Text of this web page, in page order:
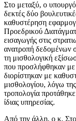
Στο μεταξύ, ο
δεκτές δύο
καθυστέρηση
Προεδρικού
εισαγωγής στις
ανατροπή δεδομένων
τη μισθολογική
που προσλήφθηκαν
διορίστηκαν με
μισθολογίου, λόγω
τροπολογία
ίδιας υπηρεσίας.
Από την άλλη, ο κ.